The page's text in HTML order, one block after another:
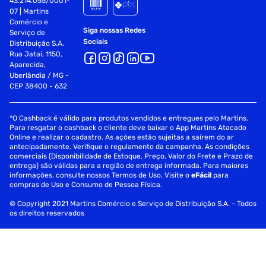
07 | Martins
Comércio e
Serviço de
Distribuição S.A.
Rua Jataí, 1150,
Aparecida,
Uberlândia / MG -
CEP 38400 - 632
Siga nossas Redes
Sociais
*O Cashback é válido para produtos vendidos e entregues pelo Martins.
Para resgatar o cashback o cliente deve baixar o App Martins Atacado
Online e realizar o cadastro. As ações estão sujeitas a saírem do ar
antecipadamente. Verifique o regulamento da campanha. As condições
comerciais (Disponibilidade de Estoque, Preço, Valor do Frete e Prazo de
entrega) são válidas para a região de entrega informada. Para maiores
informações, consulte nossos Termos de Uso. Visite oeFácil para
compras de Uso e Consumo de Pessoa Física.
© Copyright 2021 Martins Comércio e Serviço de Distribuição S.A. - Todos
os direitos reservados